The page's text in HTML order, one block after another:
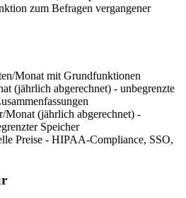
zum Befragen vergangener
Monat mit Grundfunktionen
(jährlich abgerechnet) - unbegrenzte
Monat (jährlich abgerechnet) -
Speicher
Preise - HIPAA-Compliance, SSO,